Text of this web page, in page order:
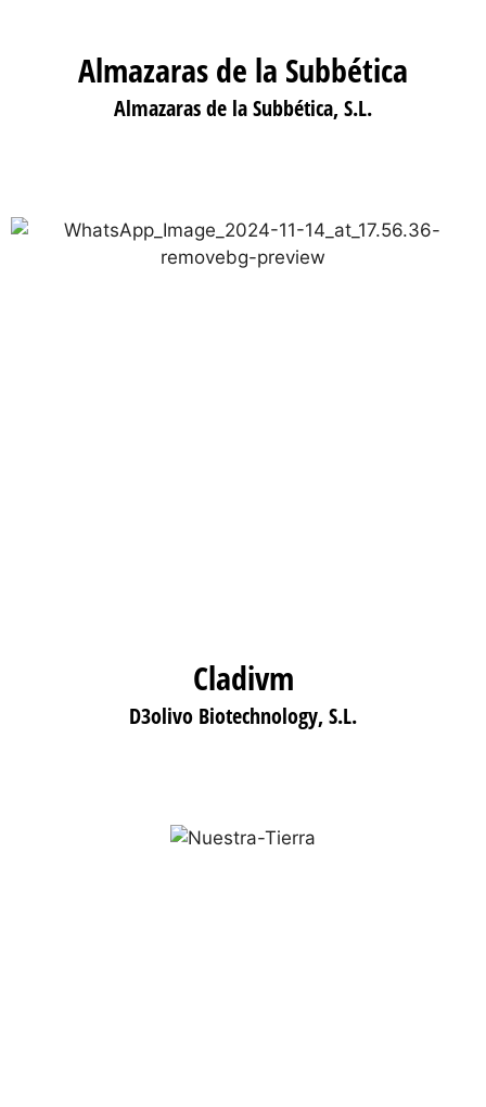
Almazaras de la Subbética
Almazaras de la Subbética, S.L.
Cladivm
D3olivo Biotechnology, S.L.